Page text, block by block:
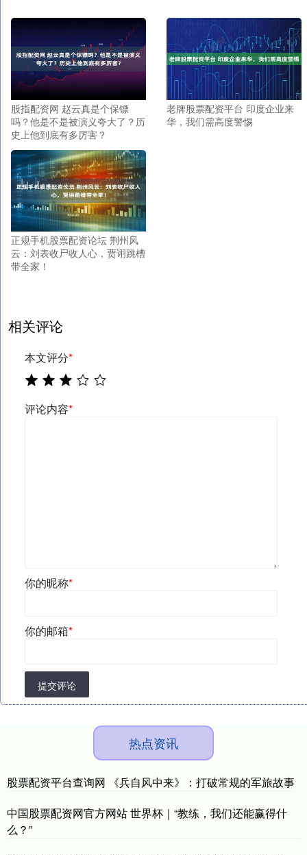
股指配资网 赵云真是个保镖
吗？他是不是被演义夸大了？历
史上他到底有多厉害？
老牌股票配资平台 印度企业来
华，我们需高度警惕
正规手机股票配资论坛 荆州风
云：刘表收尸收人心，贾诩跳槽
带全家！
相关评论
本文评分*
评论内容*
你的昵称*
你的邮箱*
提交评论
热点资讯
股票配资平台查询网 《兵自风中来》：打破常规的军旅故事
中国股票配资网官方网站 世界杯｜“教练，我们还能赢得什
么？”